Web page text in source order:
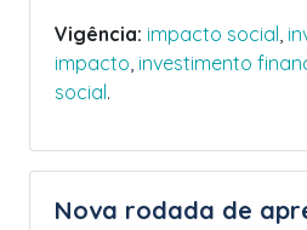
Vigência: impacto social,
impacto, investimento
social.
Nova rodada de